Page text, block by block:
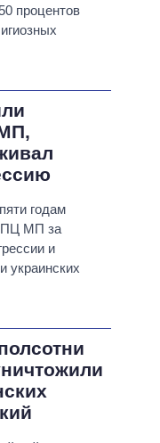
процентов
годам
МП за
и
украинских